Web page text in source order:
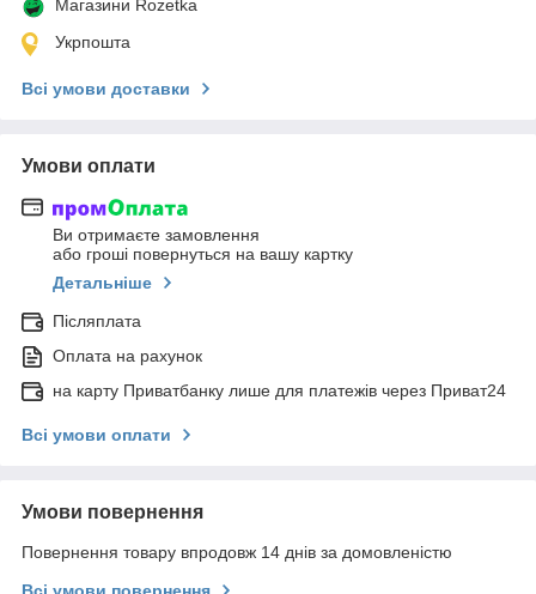
Магазини Rozetka
Укрпошта
Всі умови доставки
Умови оплати
Ви отримаєте замовлення
або гроші повернуться на вашу картку
Детальніше
Післяплата
Оплата на рахунок
на карту Приватбанку лише для платежів через Приват24
Всі умови оплати
Умови повернення
Повернення товару впродовж 14 днів за домовленістю